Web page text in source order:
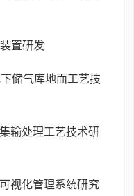
置研发
储气库地面工艺技
输处理工艺技术研
视化管理系统研究